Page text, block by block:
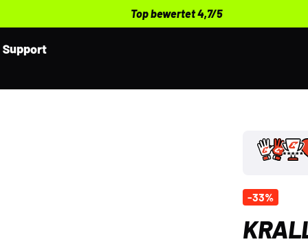
Top bewertet 4,7/5
Support
-33%